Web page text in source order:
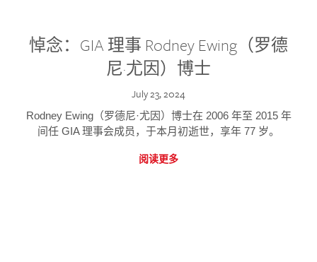
悼念：GIA 理事 Rodney Ewing（罗德
尼·尤因）博士
July 23, 2024
Rodney Ewing（罗德尼·尤因）博士在 2006 年至 2015 年
间任 GIA 理事会成员，于本月初逝世，享年 77 岁。
阅读更多